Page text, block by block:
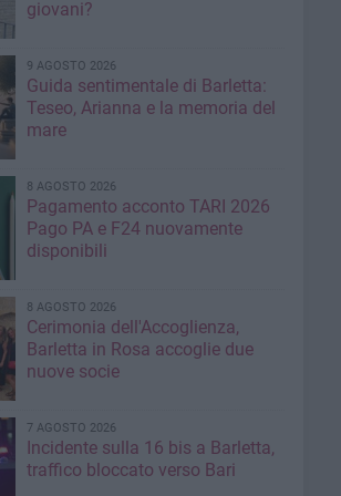
giovani?
9 AGOSTO 2026
Guida sentimentale di Barletta:
Teseo, Arianna e la memoria del
mare
8 AGOSTO 2026
Pagamento acconto TARI 2026
Pago PA e F24 nuovamente
disponibili
8 AGOSTO 2026
Cerimonia dell'Accoglienza,
Barletta in Rosa accoglie due
nuove socie
7 AGOSTO 2026
Incidente sulla 16 bis a Barletta,
traffico bloccato verso Bari